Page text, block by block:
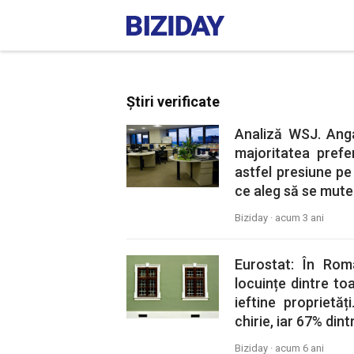
Știri verificate
Analiză WSJ.
majoritatea
astfel presiune
ce aleg să se
Biziday · acum 3 ani
Eurostat: În
locuințe dintre
ieftine
chirie, iar 67%
Biziday · acum 6 ani